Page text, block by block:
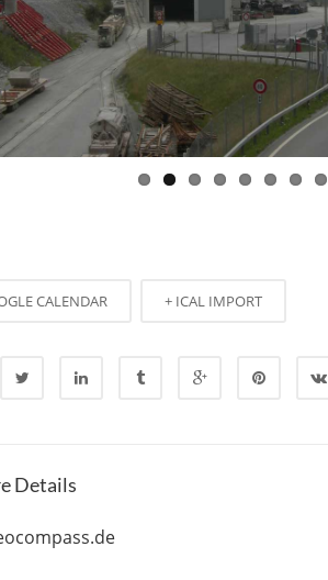
CALENDAR + ICAL IMPORT
Details